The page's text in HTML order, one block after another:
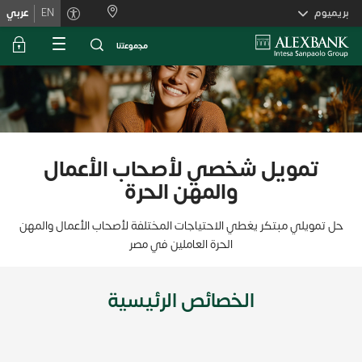
Skiplinks
بريميوم EN عربي
ﻣﺟﻣوﻋﺗﻧﺎ
تمويل شخصي لأصحاب الأعمال
والمهن الحرة
حل تمويلي مبتكر يغطي الاحتياجات المختلفة لأصحاب الأعمال والمهن
الحرة العاملين في مصر
الخصائص الرئيسية